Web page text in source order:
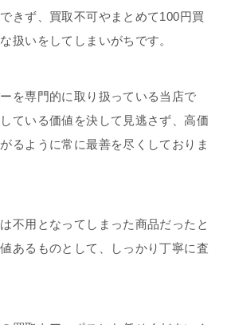
きず、買取不可やまとめて100円買
扱いをしてしまいがちです。
を専門的に取り扱っている当店で
ている価値を決して見逃さず、高価
るように常に最善を尽くしておりま
不用となってしまった商品だったと
あるものとして、しっかり丁寧に査